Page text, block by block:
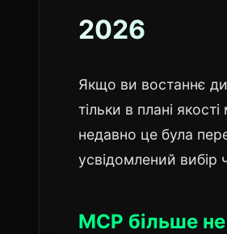
2026
Якщо ви востаннє
тільки в плані
недавно це була
усвідомлений вибір
MCP більше